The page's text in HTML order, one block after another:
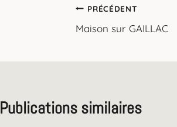
Navigation
de
PRÉCÉDENT
Maison sur GAILLAC
Publications similaires